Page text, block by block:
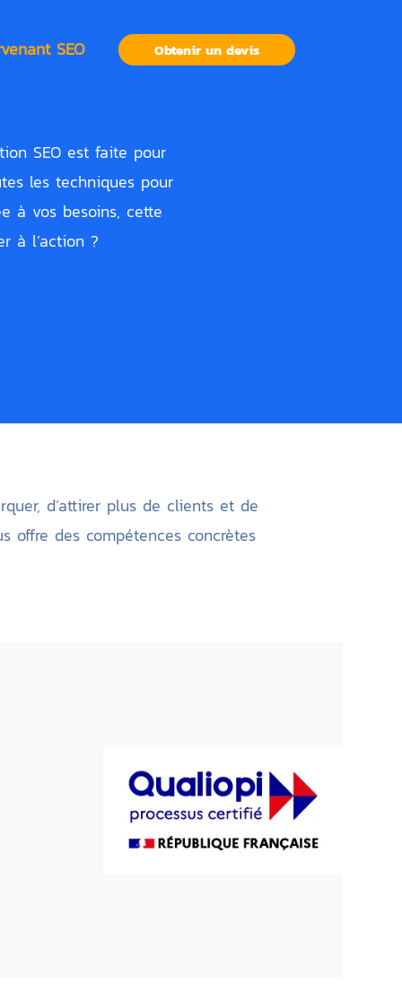
SEO Obtenir un devis
SEO est faite pour
les techniques pour
à vos besoins, cette
à l’action ?
d’attirer plus de clients et de
offre des compétences concrètes